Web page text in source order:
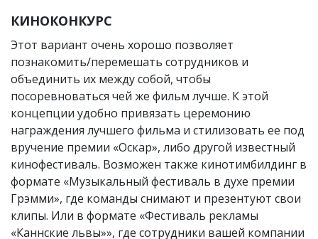
КИНОКОНКУРС
Этот вариант очень хорошо позволяет
познакомить/перемешать сотрудников и
объединить их между собой, чтобы
посоревноваться чей же фильм лучше. К этой
концепции удобно привязать церемонию
награждения лучшего фильма и стилизовать ее под
вручение премии «Оскар», либо другой известный
кинофестиваль. Возможен также кинотимбилдинг в
формате «Музыкальный фестиваль в духе премии
Грэмми», где команды снимают и презентуют свои
клипы. Или в формате «Фестиваль рекламы
«Каннские львы»», где сотрудники вашей компании